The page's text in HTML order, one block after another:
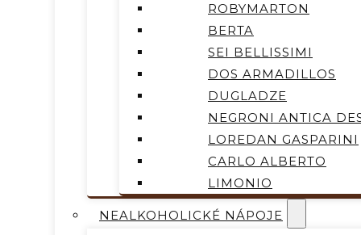
ROBYMARTON
BERTA
SEI BELLISSIMI
DOS ARMADILLOS
DUGLADZE
NEGRONI ANTICA
LOREDAN GASPARINI
CARLO ALBERTO
LIMONIO
NEALKOHOLICKÉ NÁPOJE